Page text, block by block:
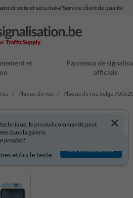
directe et sécurisé Service client de qualité
et
Panneaux de
officiels
Plaque de rue Plaque de rue belge
le produit commandé peut
dans la galerie.
product
?
et/ou le texte
Personnaliser